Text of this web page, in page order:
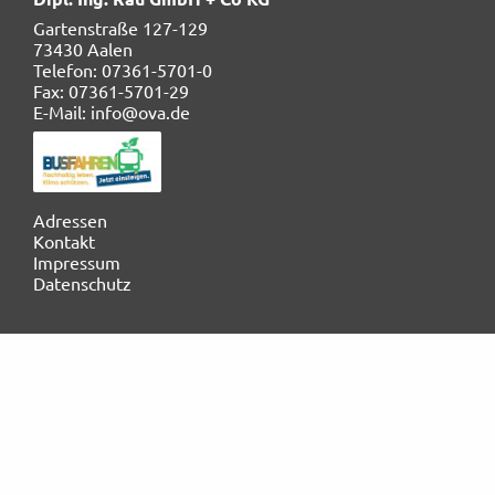
Gartenstraße 127-129
73430 Aalen
Telefon: 07361-5701-0
Fax: 07361-5701-29
E-Mail: info@ova.de
Navigation
überspringen
Adressen
Kontakt
Impressum
Datenschutz
Rechtliches und AGB
Reiseversicherung